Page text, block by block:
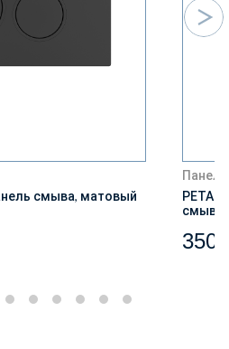
смыва, матовый
смыва,